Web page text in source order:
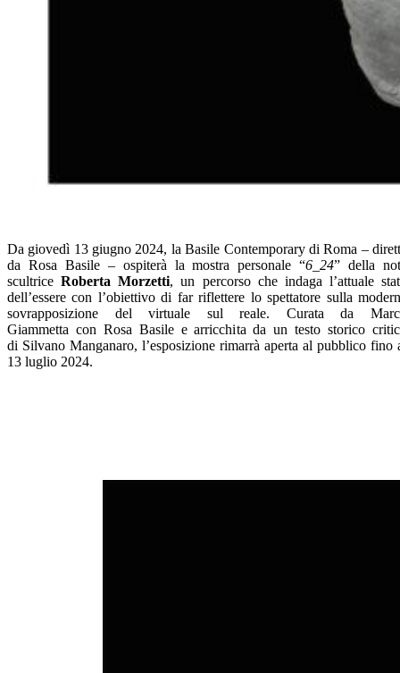
Da giovedì 13 giugno 2024, la Basile Contemporary di Roma –
da Rosa Basile – ospiterà la mostra personale “6_24” della
scultriceRoberta Morzetti, un percorso che indaga l’attuale
dell’essere con l’obiettivo di far riflettere lo spettatore sulla
sovrapposizione del virtuale sul reale. Curata da
Giammetta con Rosa Basile e arricchita da un testo storico
di Silvano Manganaro, l’esposizione rimarrà aperta al pubblico fino
13 luglio 2024.